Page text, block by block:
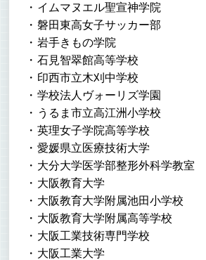
イムマヌエル聖宣神学院
磐田東高女子サッカー部
岩手きもの学院
石見智翠館高等学校
印西市立木刈中学校
学校法人ヴォーリズ学園
うるま市立高江洲小学校
英理女子学院高等学校
愛媛県立医療技術大学
大分大学医学部整形外科学教室
大阪教育大学
大阪教育大学附属池田小学校
大阪教育大学附属高等学校
大阪工業技術専門学校
大阪工業大学